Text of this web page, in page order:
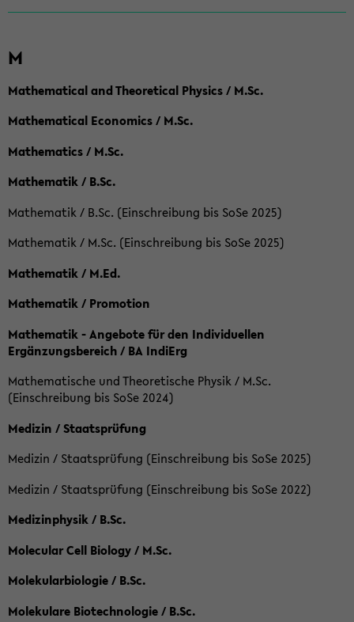
M
Mathematical and Theoretical Physics / M.Sc.
Mathematical Economics / M.Sc.
Mathematics / M.Sc.
Mathematik / B.Sc.
Mathematik / B.Sc. (Einschreibung bis SoSe 2025)
Mathematik / M.Sc. (Einschreibung bis SoSe 2025)
Mathematik / M.Ed.
Mathematik / Promotion
Mathematik - Angebote für den Individuellen
Ergänzungsbereich / BA IndiErg
Mathematische und Theoretische Physik / M.Sc.
(Einschreibung bis SoSe 2024)
Medizin / Staatsprüfung
Medizin / Staatsprüfung (Einschreibung bis SoSe 2025)
Medizin / Staatsprüfung (Einschreibung bis SoSe 2022)
Medizinphysik / B.Sc.
Molecular Cell Biology / M.Sc.
Molekularbiologie / B.Sc.
Molekulare Biotechnologie / B.Sc.